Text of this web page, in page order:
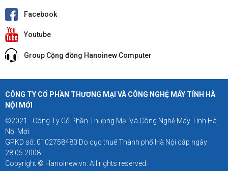
Facebook
Youtube
Group Cộng đồng Hanoinew Computer
CÔNG TY CỔ PHẦN THƯƠNG MẠI VÀ CÔNG NGHỆ MÁY TÍNH HÀ
NỘI MỚI
©2021 - Công Ty Cổ Phần Thương Mại Và Công Nghệ Máy Tính Hà
Nội Mới
GPKD số: 0102758480 Do cục thuế Thành phố Hà Nội cấp ngày
28.05.2008
Copyright © Hanoinew.vn. All rights reserved.